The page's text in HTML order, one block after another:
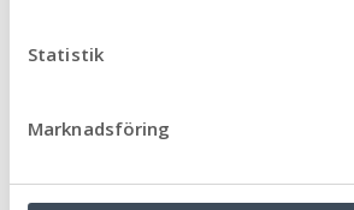
Statistik
Marknadsföring
Processen för detaljplan.
Läs mer om detaljplaneprocessen
Laga kraft